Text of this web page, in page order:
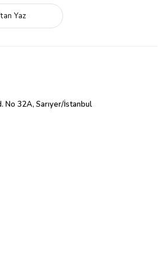
Yaz
No 32A, Sarıyer/İstanbul